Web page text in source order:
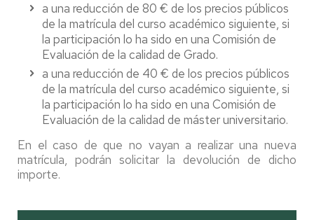
a una reducción de 80 € de los precios públicos
de la matrícula del curso académico siguiente, si
la participación lo ha sido en una Comisión de
Evaluación de la calidad de Grado.
a una reducción de 40 € de los precios públicos
de la matrícula del curso académico siguiente, si
la participación lo ha sido en una Comisión de
Evaluación de la calidad de máster universitario.
En el caso de que no vayan a realizar una nueva
matrícula, podrán solicitar la devolución de dicho
importe.